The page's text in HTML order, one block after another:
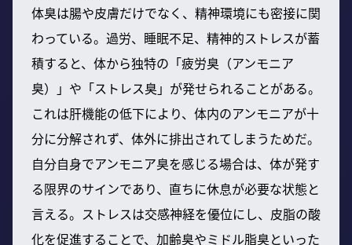
体臭は腸や皮膚だけでなく、精神環境にも密接に関
わっている。過労、睡眠不足、精神的ストレスが蓄
積すると、体から独特の「疲労臭（アンモニア
臭）」や「ストレス臭」が発せられることがある。
これは肝機能の低下により、体内のアンモニアが十
分に分解されず、体外に排出されてしまうためだ。
自分自身でアンモニア臭を感じる場合は、体が発す
る限界のサインであり、直ちに休息が必要な状態と
言える。ストレスは交感神経を優位にし、皮脂の酸
化を促進することで、加齢臭やミドル脂臭といった